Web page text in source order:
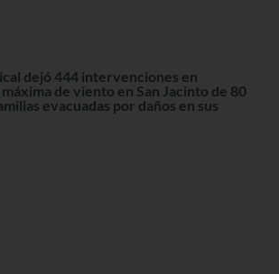
dejó 444 intervenciones en
de viento en San Jacinto de 80
evacuadas por daños en sus